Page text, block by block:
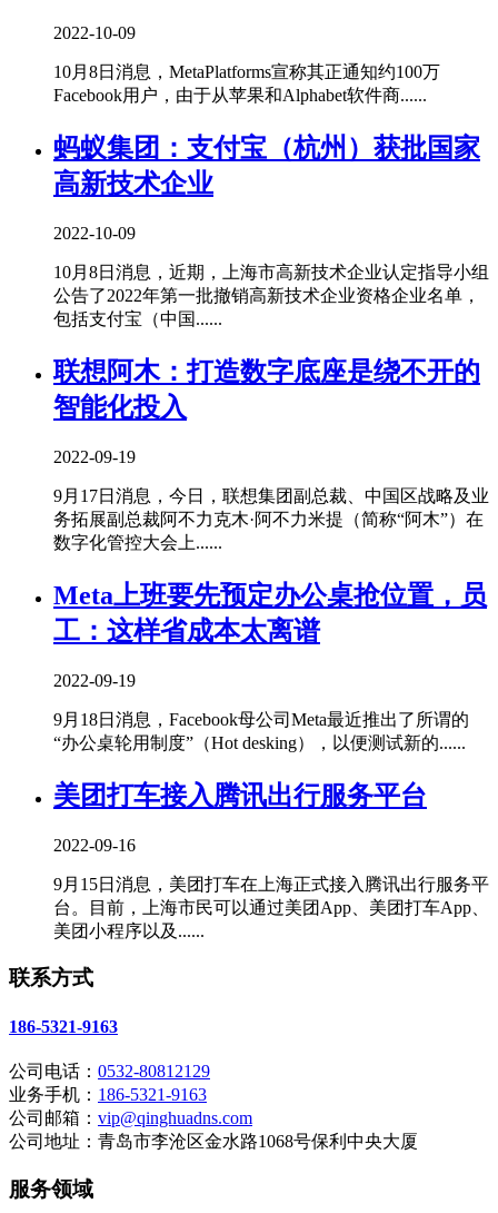
2022-10-09
10月8日消息，MetaPlatforms宣称其正通知约100万
Facebook用户，由于从苹果和Alphabet软件商......
蚂蚁集团：支付宝（杭州）获批国家
高新技术企业
2022-10-09
10月8日消息，近期，上海市高新技术企业认定指导小组
公告了2022年第一批撤销高新技术企业资格企业名单，
包括支付宝（中国......
联想阿木：打造数字底座是绕不开的
智能化投入
2022-09-19
9月17日消息，今日，联想集团副总裁、中国区战略及业
务拓展副总裁阿不力克木·阿不力米提（简称“阿木”）在
数字化管控大会上......
Meta上班要先预定办公桌抢位置，员
工：这样省成本太离谱
2022-09-19
9月18日消息，Facebook母公司Meta最近推出了所谓的
“办公桌轮用制度”（Hot desking），以便测试新的......
美团打车接入腾讯出行服务平台
2022-09-16
9月15日消息，美团打车在上海正式接入腾讯出行服务平
台。目前，上海市民可以通过美团App、美团打车App、
美团小程序以及......
联系方式
186-5321-9163
公司电话： 0532-80812129
业务手机： 186-5321-9163
公司邮箱： vip@qinghuadns.com
公司地址：青岛市李沧区金水路1068号保利中央大厦
服务领域